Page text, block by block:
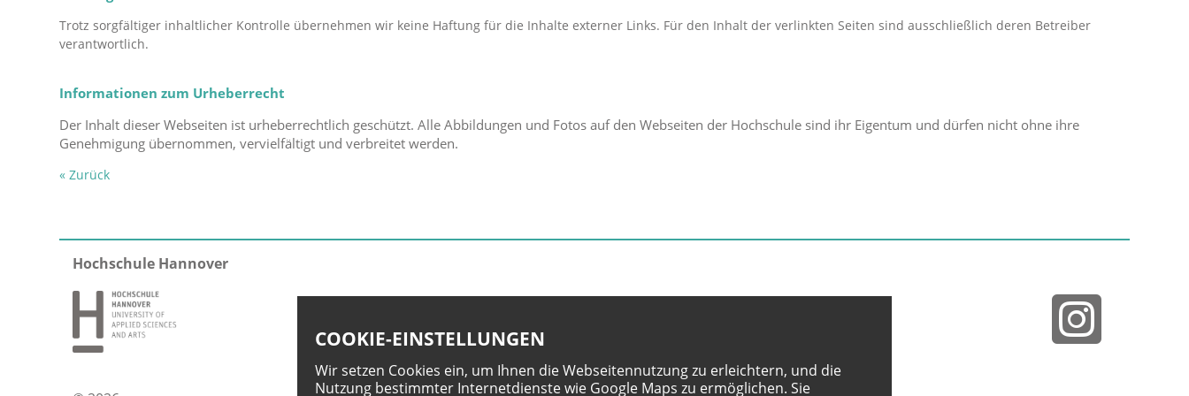
Trotz sorgfältiger inhaltlicher Kontrolle übernehmen wir keine Haftung für die Inhalte externer Links. Für den Inhalt der verlinkten Seiten sind ausschließlich deren Betreiber
verantwortlich.
Informationen zum Urheberrecht
Der Inhalt dieser Webseiten ist urheberrechtlich geschützt. Alle Abbildungen und Fotos auf den Webseiten der Hochschule sind ihr Eigentum und dürfen nicht ohne ihre
Genehmigung übernommen, vervielfältigt und verbreitet werden.
« Zurück
Hochschule Hannover
COOKIE-EINSTELLUNGEN
Wir setzen Cookies ein, um Ihnen die Webseitennutzung zu erleichtern, und die
Nutzung bestimmter Internetdienste wie Google Maps zu ermöglichen. Sie